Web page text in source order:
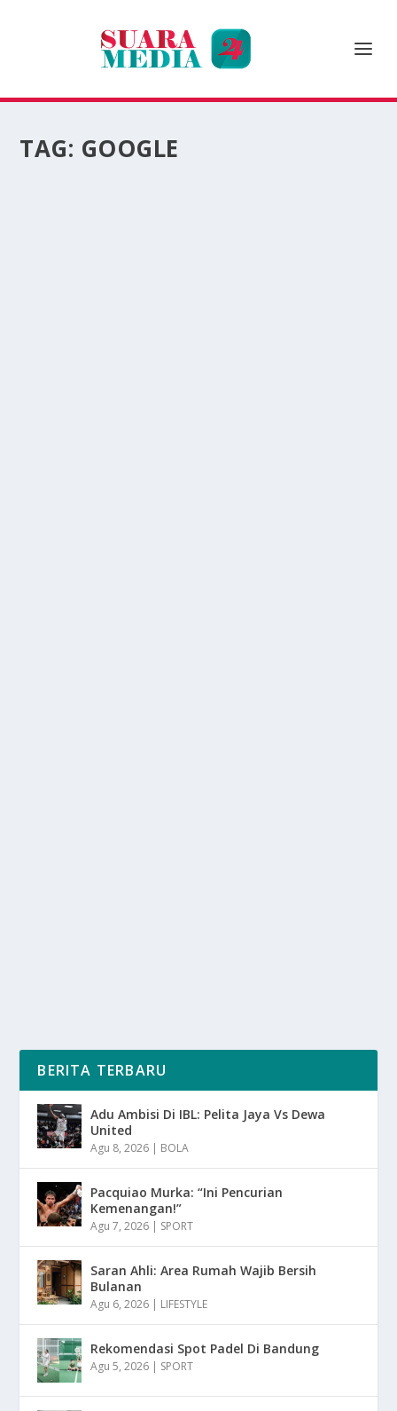
TAG: GOOGLE
BERITA TERBARU
Adu Ambisi Di IBL: Pelita Jaya Vs Dewa
United
Agu 8, 2026 | BOLA
Pacquiao Murka: “Ini Pencurian
Kemenangan!”
Agu 7, 2026 | SPORT
Saran Ahli: Area Rumah Wajib Bersih
Bulanan
Agu 6, 2026 | LIFESTYLE
Rekomendasi Spot Padel Di Bandung
Agu 5, 2026 | SPORT